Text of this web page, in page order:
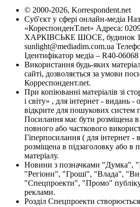
© 2000-2026, Korrespondent.net
Суб'єкт у сфері онлайн-медіа
«КореспонденТ.net» Адреса:
ХАРКІВСЬКЕ ШОСЕ, будинок
sunlight@mediadim.com.ua
Ідентифікатор медіа – R40-06068
Використання будь-яких
сайті, дозволяється за умови
Корреспондент.net.
При копіюванні матеріалів зі
і світу» , для інтернет - видань -
відкрите для пошукових систем
Посилання має бути розміщена в
повного або часткового
Гіперпосилання ( для інтернет -
розміщена в підзаголовку або в
матеріалу.
Новини з позначками "Думка",
"Регіони", "Гроші", "Влада",
"Спецпроекти", "Промо"
реклами.
Розділ Спецпроекти